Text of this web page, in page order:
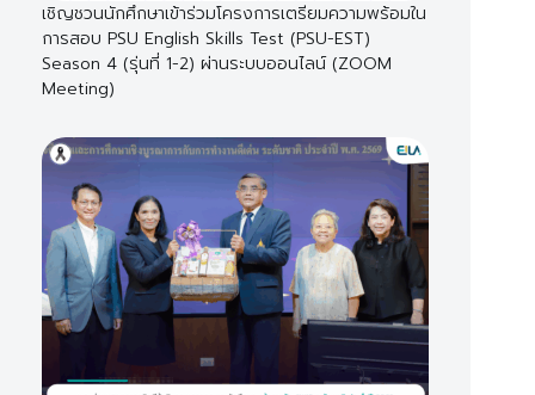
เชิญชวนนักศึกษาเข้าร่วมโครงการเตรียมความพร้อมใน
การสอบ PSU English Skills Test (PSU-EST)
Season 4 (รุ่นที่ 1-2) ผ่านระบบออนไลน์ (ZOOM
Meeting)